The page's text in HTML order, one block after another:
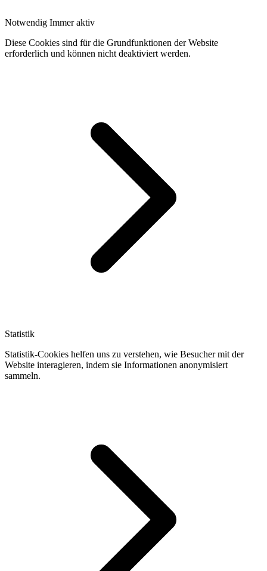
Notwendig Immer aktiv
Diese Cookies sind für die Grundfunktionen der Website
erforderlich und können nicht deaktiviert werden.
Statistik
Statistik-Cookies helfen uns zu verstehen, wie Besucher mit der
Website interagieren, indem sie Informationen anonymisiert
sammeln.